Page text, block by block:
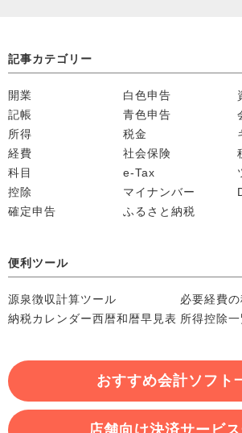
記事カテゴリー
開業
記帳
所得
経費
科目
控除
確定申告
白色申告
青色申告
税金
社会保険
e-Tax
マイナンバー
ふるさと納税
便利ツール
源泉徴収計算ツール
納税カレンダー西暦和暦早見表
必要経費
所得控除一
おすすめ会計ソフト
店舗向け決済サービ